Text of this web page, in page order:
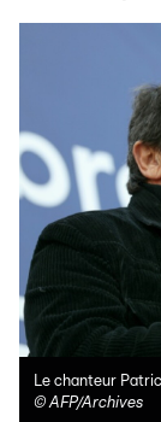
Le chanteur
©AFP/Archives